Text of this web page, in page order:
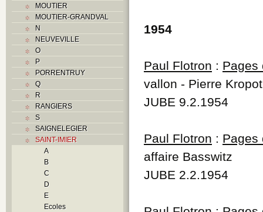
MOUTIER
MOUTIER-GRANDVAL
N
NEUVEVILLE
O
P
PORRENTRUY
Q
R
RANGIERS
S
SAIGNELEGIER
SAINT-IMIER
A
B
C
D
E
Ecoles
1954
Paul Flotron : Pages
vallon - Pierre
JUBE 9.2.1954
Paul Flotron : Pages
affaire Basswitz
JUBE 2.2.1954